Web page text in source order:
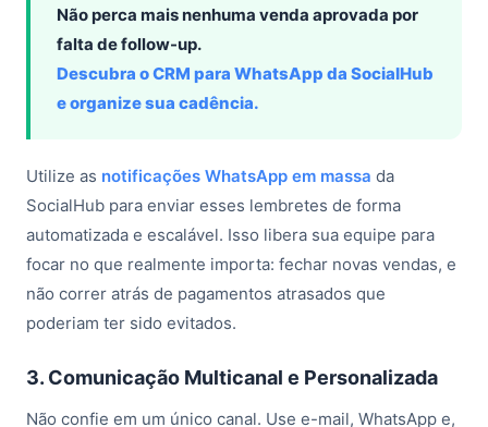
Não perca mais nenhuma venda aprovada por
falta de follow-up.
Descubra o CRM para WhatsApp da SocialHub
e organize sua cadência.
Utilize as notificações WhatsApp em massa da
SocialHub para enviar esses lembretes de forma
automatizada e escalável. Isso libera sua equipe para
focar no que realmente importa: fechar novas vendas, e
não correr atrás de pagamentos atrasados que
poderiam ter sido evitados.
3. Comunicação Multicanal e Personalizada
Não confie em um único canal. Use e-mail, WhatsApp e,